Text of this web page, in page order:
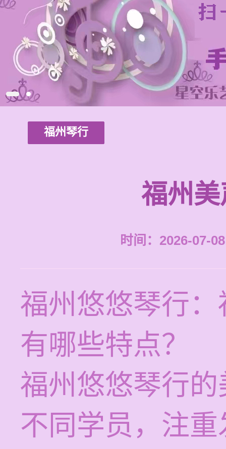
福州琴行
福州
时间：2026-07-
福州悠悠琴行
有哪些特点？
福州悠悠琴行
不同学员，注